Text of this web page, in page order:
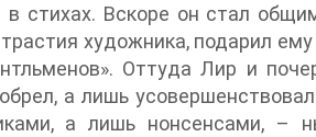
стихах. Вскоре он стал
художника, подарил
Оттуда Лир и
а лишь
а лишь нонсенсами, –